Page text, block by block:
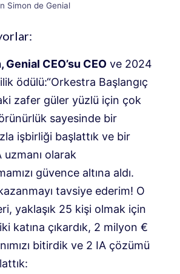
Simon de Genial
Genial CEO’su CEO ve 2024
ödülü:“Orkestra Başlangıç ​​
zafer güler yüzlü için çok
sayesinde bir
işbirliği başlattık ve bir
olarak
güvence altına aldı.
tavsiye ederim! O
yaklaşık 25 kişi olmak için
katına çıkardık, 2 milyon €
bitirdik ve 2 IA çözümü